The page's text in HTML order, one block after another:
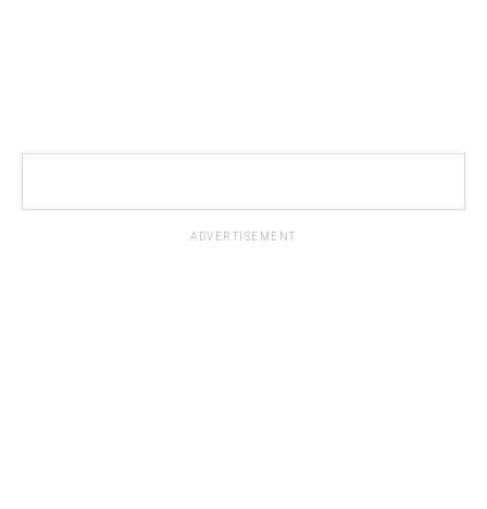
ADVERTISEMENT